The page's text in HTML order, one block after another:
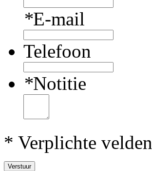
*E-mail
Telefoon
*Notitie
* Verplichte velden
Verstuur